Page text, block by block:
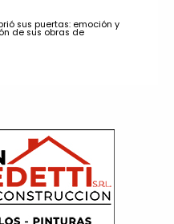
sus puertas: emoción y
de sus obras de